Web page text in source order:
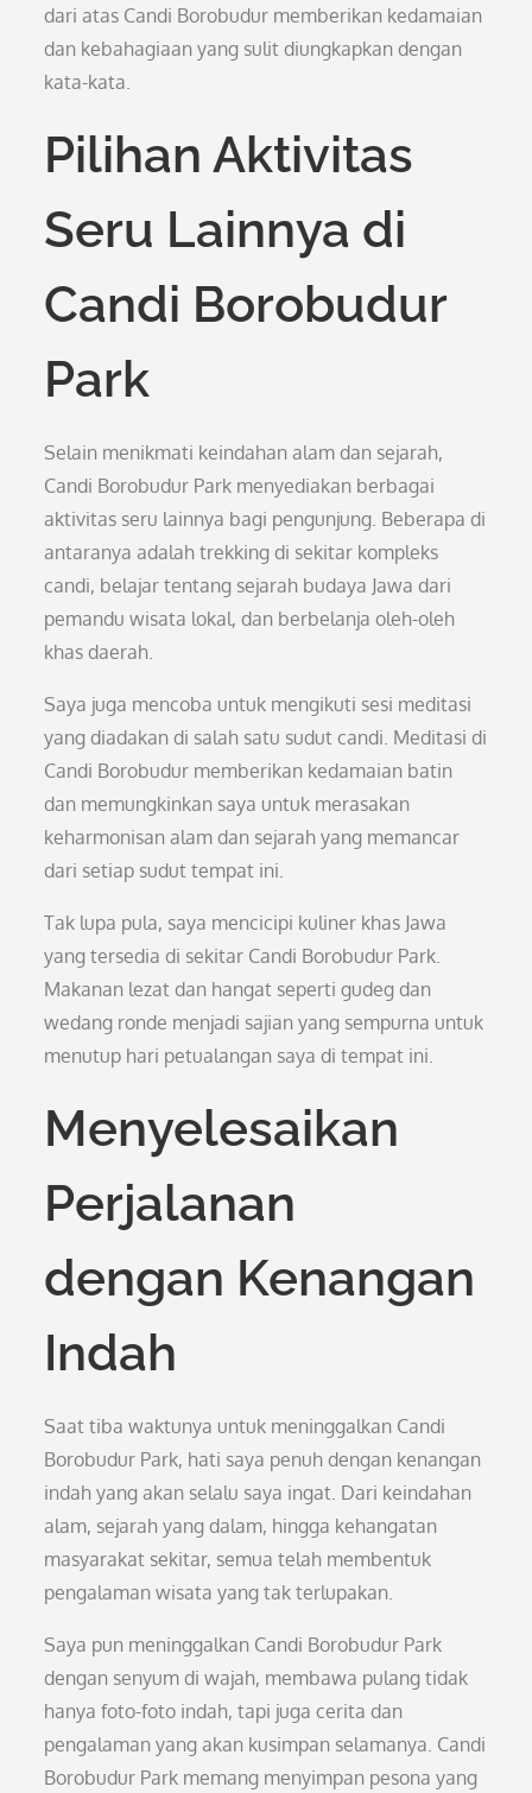
dari atas Candi Borobudur memberikan kedamaian
dan kebahagiaan yang sulit diungkapkan dengan
kata-kata.
Pilihan Aktivitas
Seru Lainnya di
Candi Borobudur
Park
Selain menikmati keindahan alam dan sejarah,
Candi Borobudur Park menyediakan berbagai
aktivitas seru lainnya bagi pengunjung. Beberapa di
antaranya adalah trekking di sekitar kompleks
candi, belajar tentang sejarah budaya Jawa dari
pemandu wisata lokal, dan berbelanja oleh-oleh
khas daerah.
Saya juga mencoba untuk mengikuti sesi meditasi
yang diadakan di salah satu sudut candi. Meditasi di
Candi Borobudur memberikan kedamaian batin
dan memungkinkan saya untuk merasakan
keharmonisan alam dan sejarah yang memancar
dari setiap sudut tempat ini.
Tak lupa pula, saya mencicipi kuliner khas Jawa
yang tersedia di sekitar Candi Borobudur Park.
Makanan lezat dan hangat seperti gudeg dan
wedang ronde menjadi sajian yang sempurna untuk
menutup hari petualangan saya di tempat ini.
Menyelesaikan
Perjalanan
dengan Kenangan
Indah
Saat tiba waktunya untuk meninggalkan Candi
Borobudur Park, hati saya penuh dengan kenangan
indah yang akan selalu saya ingat. Dari keindahan
alam, sejarah yang dalam, hingga kehangatan
masyarakat sekitar, semua telah membentuk
pengalaman wisata yang tak terlupakan.
Saya pun meninggalkan Candi Borobudur Park
dengan senyum di wajah, membawa pulang tidak
hanya foto-foto indah, tapi juga cerita dan
pengalaman yang akan kusimpan selamanya. Candi
Borobudur Park memang menyimpan pesona yang